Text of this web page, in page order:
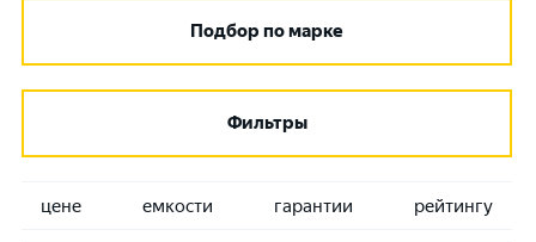
Подбор по марке
Фильтры
цене емкости гарантии рейтингу